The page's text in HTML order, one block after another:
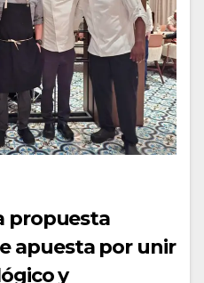
propuesta
apuesta por unir
y